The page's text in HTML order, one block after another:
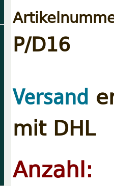
P/D16
Versand
mit DHL
Anzahl: